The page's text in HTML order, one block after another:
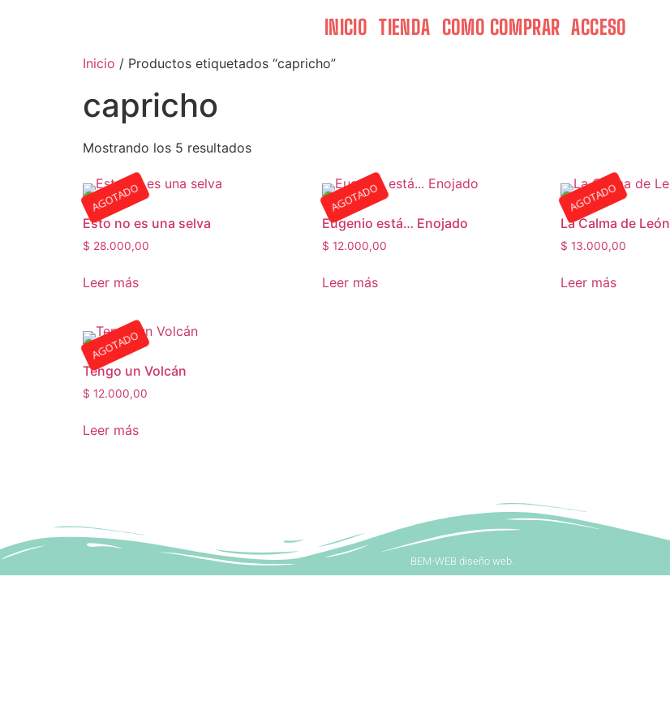
INICIO TIENDA COMO COMPRAR ACCESO
Inicio / Productos etiquetados “capricho”
capricho
Mostrando los 5 resultados
AGOTADO
Esto no es una selva
$ 28.000,00
Leer más
AGOTADO
Eugenio está… Enojado
$ 12.000,00
Leer más
AGOTADO
La Calma de León
$ 13.000,00
Leer más
AGOTADO
Tengo un Volcán
$ 12.000,00
Leer más
BEM-WEB diseño web.